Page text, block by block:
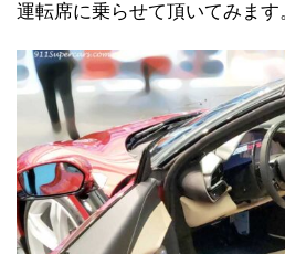
運転席に乗らせて頂いてみます